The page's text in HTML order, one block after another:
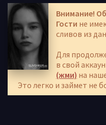
Внимание!
Гости не
сливов из
Для
в свой
(жми) на
Это легко и займет не